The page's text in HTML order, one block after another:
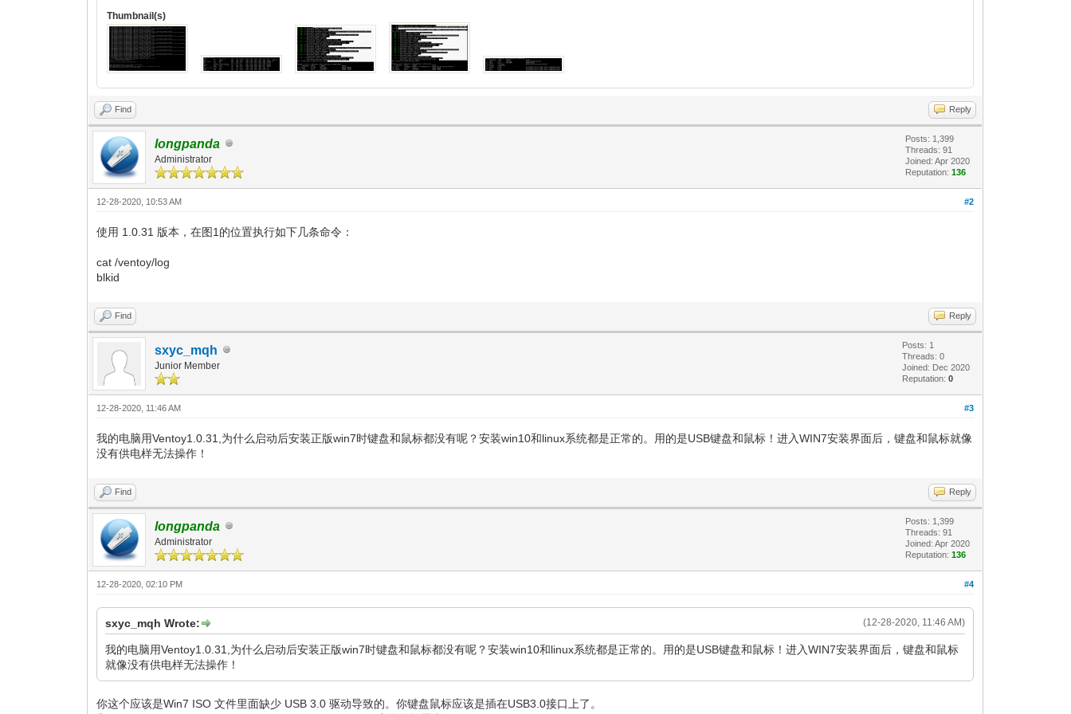
Thumbnail(s)
Find Reply
longpanda
Administrator
Posts: 1,399
Threads: 91
Joined: Apr 2020
Reputation:136
#2
12-28-2020, 10:53 AM
使用 1.0.31 版本，在图1的位置执行如下几条命令：
cat /ventoy/log
blkid
Find Reply
sxyc_mqh
Junior Member
Posts: 1
Threads: 0
Joined: Dec 2020
Reputation:0
#3
12-28-2020, 11:46 AM
我的电脑用Ventoy1.0.31,为什么启动后安装正版win7时键盘和鼠标都没有呢？安装win10和linux系统都是正常的。用的是USB键盘和鼠标！进入WIN7安装界面后，键盘和鼠标就像
没有供电样无法操作！
Find Reply
longpanda
Administrator
Posts: 1,399
Threads: 91
Joined: Apr 2020
Reputation:136
#4
12-28-2020, 02:10 PM
(12-28-2020, 11:46 AM)
sxyc_mqh Wrote:
我的电脑用Ventoy1.0.31,为什么启动后安装正版win7时键盘和鼠标都没有呢？安装win10和linux系统都是正常的。用的是USB键盘和鼠标！进入WIN7安装界面后，键盘和鼠标
就像没有供电样无法操作！
你这个应该是Win7 ISO 文件里面缺少 USB 3.0 驱动导致的。你键盘鼠标应该是插在USB3.0接口上了。